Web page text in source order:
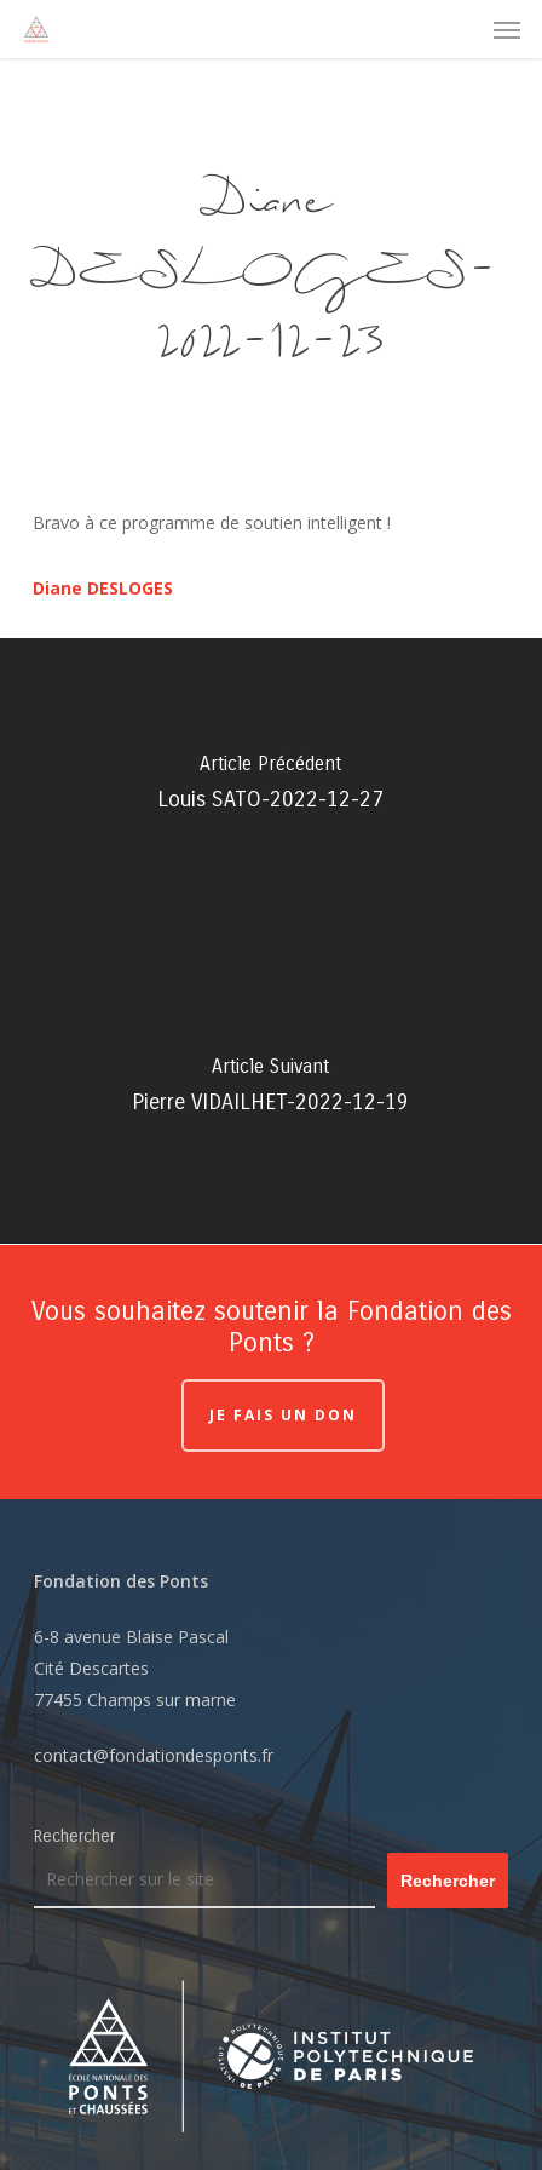
Diane
DESLOGES-
2022-12-23
Bravo à ce programme de soutien intelligent !
Diane DESLOGES
Article Précédent
Louis SATO-2022-12-27
Article Suivant
Pierre VIDAILHET-2022-12-19
Vous souhaitez soutenir la Fondation des
Ponts ?
JE FAIS UN DON
Fondation des Ponts
6-8 avenue Blaise Pascal
Cité Descartes
77455 Champs sur marne
contact@fondationdesponts.fr
Rechercher
Rechercher